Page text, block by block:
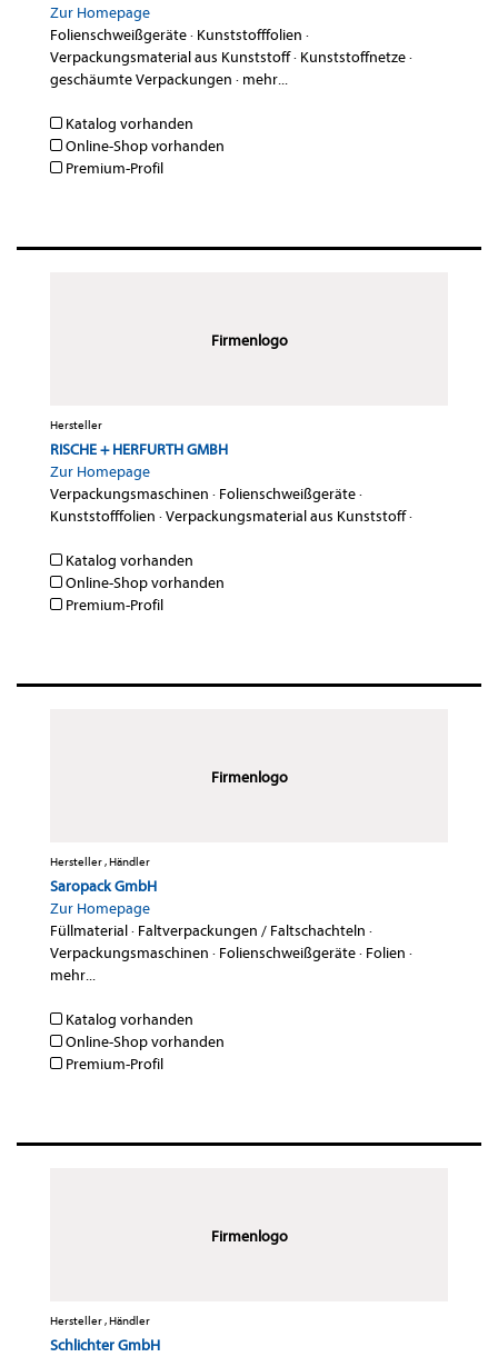
Zur Homepage
Folienschweißgeräte· Kunststofffolien ·
Verpackungsmaterial aus Kunststoff· Kunststoffnetze·
geschäumte Verpackungen · mehr...
Katalog vorhanden
Online-Shop vorhanden
Premium-Profil
Firmenlogo
Hersteller
RISCHE + HERFURTH GMBH
Zur Homepage
Verpackungsmaschinen · Folienschweißgeräte·
Kunststofffolien ·Verpackungsmaterial aus Kunststoff·
Katalog vorhanden
Online-Shop vorhanden
Premium-Profil
Firmenlogo
Hersteller , Händler
Saropack GmbH
Zur Homepage
Füllmaterial· Faltverpackungen / Faltschachteln ·
Verpackungsmaschinen · Folienschweißgeräte· Folien ·
mehr...
Katalog vorhanden
Online-Shop vorhanden
Premium-Profil
Firmenlogo
Hersteller , Händler
Schlichter GmbH